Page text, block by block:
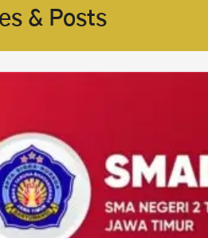
& Posts